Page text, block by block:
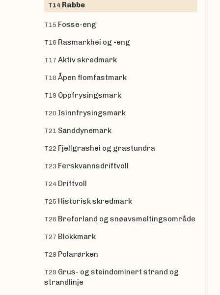
T14 Rabbe
T15 Fosse-eng
T16 Rasmarkhei og -eng
T17 Aktiv skredmark
T18Åpen flomfastmark
T19 Oppfrysingsmark
T20 Isinnfrysingsmark
T21 Sanddynemark
T22 Fjellgrashei og grastundra
T23 Ferskvannsdriftvoll
T24 Driftvoll
T25 Historisk skredmark
T26 Breforland og snøavsmeltingsområde
T27 Blokkmark
T28 Polarørken
T29 Grus- og steindominert strand og
strandlinje